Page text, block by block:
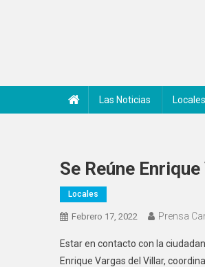
Las Noticias Locales
Se Reúne
Locales
Febrero 17, 2022 Prensa
Estar en contacto con la
Enrique Vargas del Villar,